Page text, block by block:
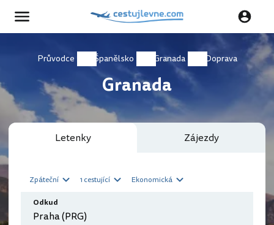
Průvodce Španělsko Granada Doprava
Granada
Letenky Zájezdy
Zpáteční 1 cestující Ekonomická
Odkud